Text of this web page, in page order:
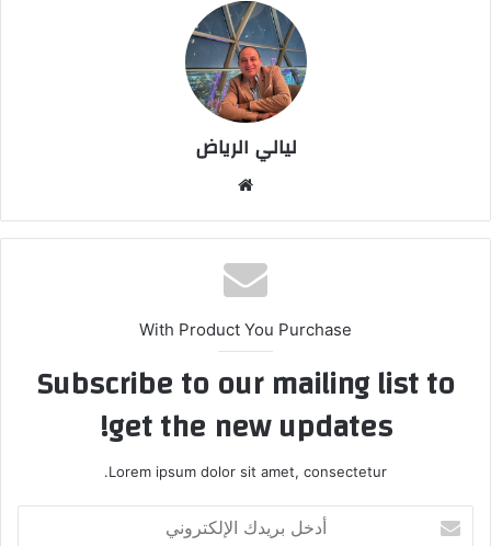
ليالي الرياض
الوي
ب
With Product You Purchase
Subscribe to our mailing list to
get the new updates!
Lorem ipsum dolor sit amet, consectetur.